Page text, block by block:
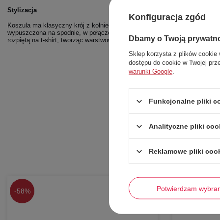
Stylizacja
Koszula ma klasyczny krój z kołnierzykiem, zapinana jest na guziki.
wypuszczona na spodnie, w połączeniu z szortami (jak na zdjęciu) lub
rozpiętą na t-shirt, tworząc warstwową stylizację.
-58% -68%
Konfiguracja zgód
Dbamy o Twoją
Sklep korzysta z plików cookie
dostępu do cookie w Twojej
warunki Google
Funkcjonalne pliki
Analityczne pliki
Reklamowe pliki
Potwierdzam